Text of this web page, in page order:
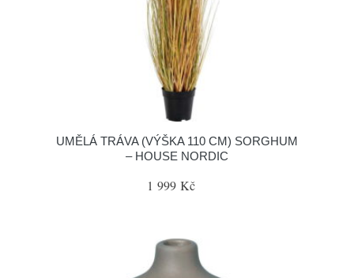
UMĚLÁ TRÁVA (VÝŠKA 110 CM) SORGHUM
– HOUSE NORDIC
1 999 Kč